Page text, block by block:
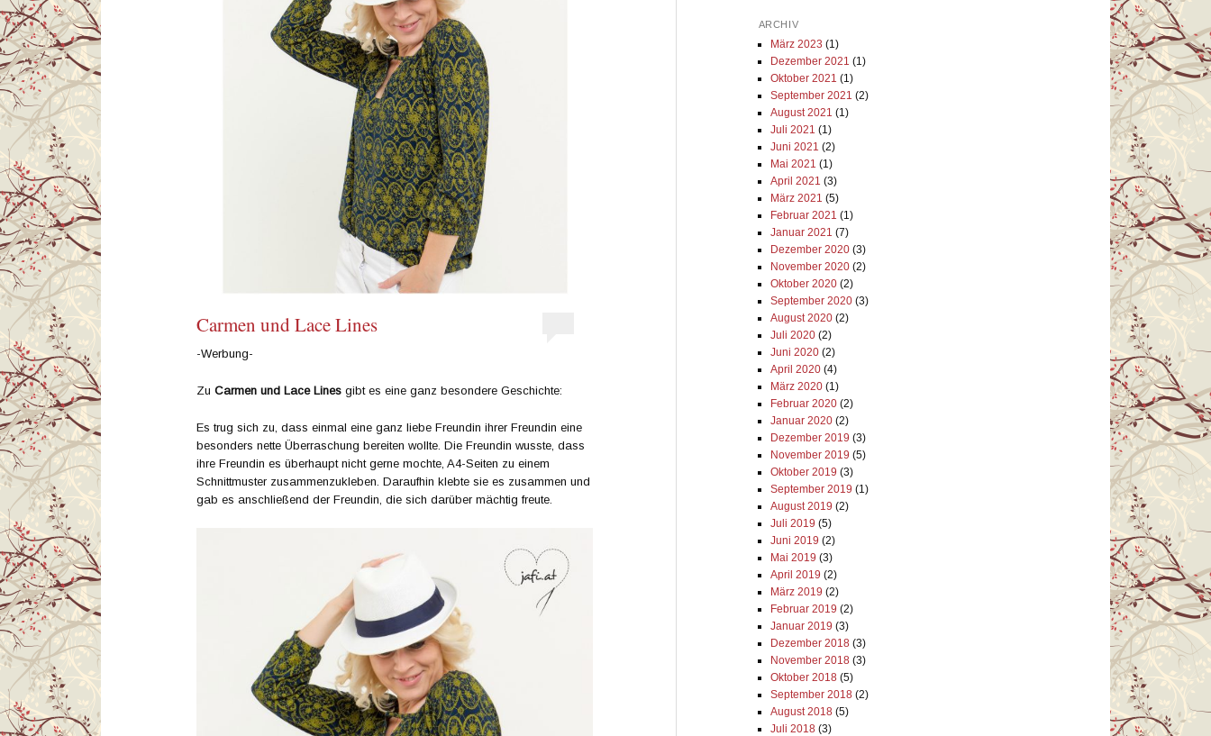
Carmen und Lace Lines
-Werbung-
Zu Carmen und Lace Lines gibt es eine ganz besondere Geschichte:
Es trug sich zu, dass einmal eine ganz liebe Freundin ihrer Freundin eine
besonders nette Überraschung bereiten wollte. Die Freundin wusste, dass
ihre Freundin es überhaupt nicht gerne mochte, A4-Seiten zu einem
Schnittmuster zusammenzukleben. Daraufhin klebte sie es zusammen und
gab es anschließend der Freundin, die sich darüber mächtig freute.
ARCHIV
März 2023 (1)
Dezember 2021 (1)
Oktober 2021 (1)
September 2021 (2)
August 2021 (1)
Juli 2021 (1)
Juni 2021 (2)
Mai 2021 (1)
April 2021 (3)
März 2021 (5)
Februar 2021 (1)
Januar 2021 (7)
Dezember 2020(3)
November 2020(2)
Oktober 2020(2)
September 2020(3)
August 2020(2)
Juli 2020(2)
Juni 2020(2)
April 2020(4)
März 2020(1)
Februar 2020(2)
Januar 2020(2)
Dezember 2019 (3)
November 2019 (5)
Oktober 2019 (3)
September 2019 (1)
August 2019 (2)
Juli 2019 (5)
Juni 2019 (2)
Mai 2019 (3)
April 2019 (2)
März 2019 (2)
Februar 2019 (2)
Januar 2019 (3)
Dezember 2018(3)
November 2018(3)
Oktober 2018(5)
September 2018(2)
August 2018(5)
Juli 2018(3)